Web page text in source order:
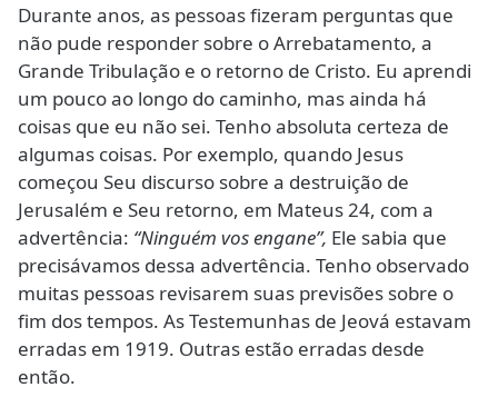
Durante anos, as pessoas fizeram perguntas que
não pude responder sobre o Arrebatamento, a
Grande Tribulação e o retorno de Cristo. Eu aprendi
um pouco ao longo do caminho, mas ainda há
coisas que eu não sei. Tenho absoluta certeza de
algumas coisas. Por exemplo, quando Jesus
começou Seu discurso sobre a destruição de
Jerusalém e Seu retorno, em Mateus 24, com a
advertência: “Ninguém vos engane”, Ele sabia que
precisávamos dessa advertência. Tenho observado
muitas pessoas revisarem suas previsões sobre o
fim dos tempos. As Testemunhas de Jeová estavam
erradas em 1919. Outras estão erradas desde
então.